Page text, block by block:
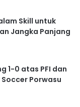
Skill untuk
Jangka Panjang
1-0 atas PFI dan
Soccer Porwasu